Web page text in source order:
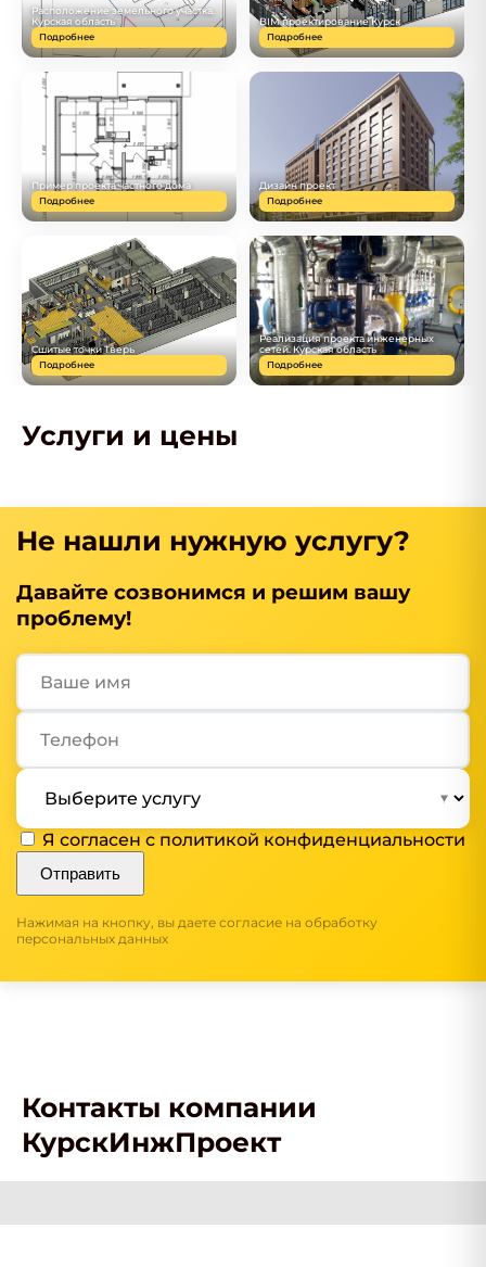
Расположение земельного участка.
Курская область
Подробнее
BIM проектирование Курск
Подробнее
Пример проекта частного дома
Подробнее
Дизайн проект
Подробнее
Сшитые точки Тверь
Подробнее
Реализация проекта инженерных
сетей. Курская область
Подробнее
Услуги и цены
Не нашли нужную услугу?
Давайте созвонимся и решим вашу
проблему!
Я согласен с политикой конфиденциальности
Отправить
Нажимая на кнопку, вы даете согласие на обработку
персональных данных
Контакты компании
КурскИнжПроект